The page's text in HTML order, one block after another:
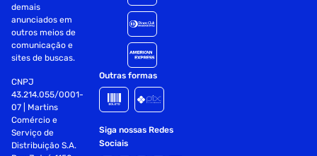
demais
anunciados em
outros meios de
comunicação e
sites de buscas.
CNPJ
43.214.055/0001-
07 | Martins
Comércio e
Serviço de
Distribuição S.A.
Outras formas
Siga nossas Redes
Sociais